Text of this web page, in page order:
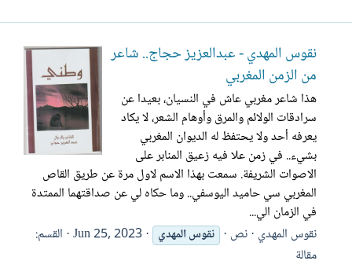
نقوس المهدي - عبدالعزيز حجاج.. شاعر
من الزمن المغربي
هذا شاعر مغربي عاش في النسيان، بعيدا عن
سرادقات الولائم والمرق وأوهام الشعر، لا يكاد
يعرفه أحد ولا يحتفظ له الديوان المغربي
بشيء.. في زمن علا فيه زعيق المنابر على
الاصوات الشريفة. سمعت بهذا الاسم لاول مرة عن طريق القاص
المغربي سي حاميد اليوسفي.. وما حكاه لي عن صداقتهما الممتدة
في الزمان الي...
نقوس المهدي نص نقوسالمهدي Jun 25, 2023 القسم:
مقالة